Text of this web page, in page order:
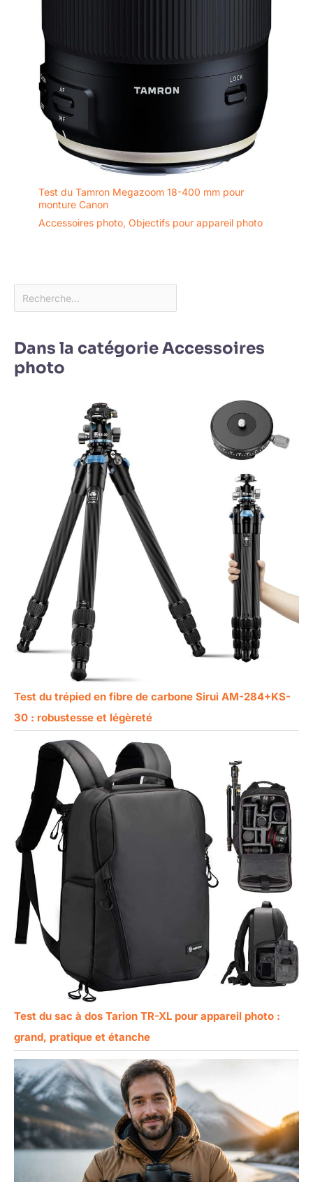
Test du Tamron Megazoom 18-400 mm pour
monture Canon
Accessoires photo, Objectifs pour appareil photo
Dans la catégorie Accessoires
photo
Test du trépied en fibre de carbone Sirui AM-284+KS-
30 : robustesse et légèreté
Test du sac à dos Tarion TR-XL pour appareil photo :
grand, pratique et étanche